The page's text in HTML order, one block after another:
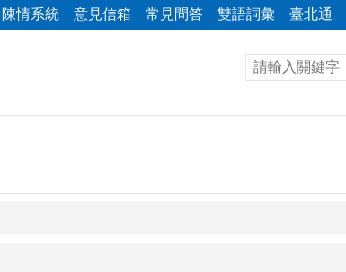
陳情系統 意見信箱 常見問答 雙語詞彙 臺北通